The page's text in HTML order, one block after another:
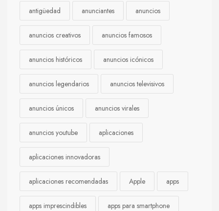
antigüedad anunciantes anuncios
anuncios creativos anuncios famosos
anuncios históricos anuncios icónicos
anuncios legendarios anuncios televisivos
anuncios únicos anuncios virales
anuncios youtube aplicaciones
aplicaciones innovadoras
aplicaciones recomendadas Apple apps
apps imprescindibles apps para smartphone